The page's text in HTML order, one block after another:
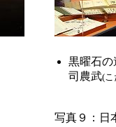
写真９：日
黒曜石の
司農武(こ